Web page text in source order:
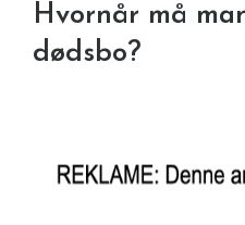
Hvornår må
dødsbo?